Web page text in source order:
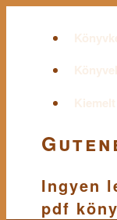
Ingyen
pdf